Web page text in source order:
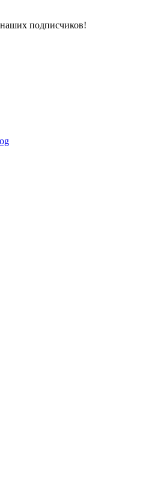
подписчиков!